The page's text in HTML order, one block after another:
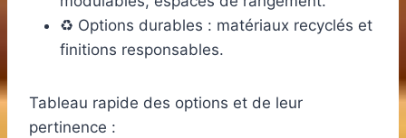
♻️ Options durables : matériaux recyclés et
finitions responsables.
Tableau rapide des options et de leur
pertinence :